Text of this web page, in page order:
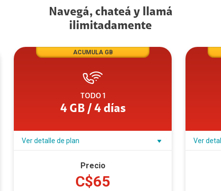
Navegá, chateá y llamá
ilimitadamente
ACUMULA GB
TODO 1
4 GB / 4 días
Ver detalle de plan
Precio
C$65
Ver